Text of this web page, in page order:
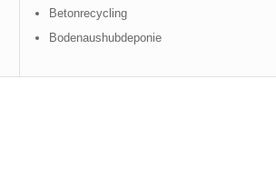
Betonrecycling
Bodenaushubdeponie